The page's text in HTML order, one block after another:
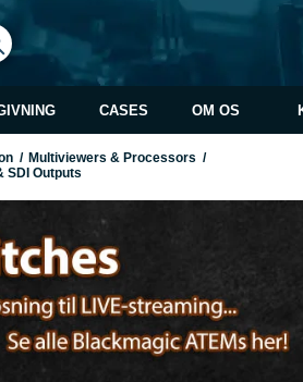
CASES OM OS
/ Multiviewers & Processors /
SDI Outputs